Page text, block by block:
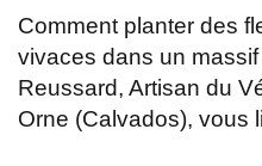
Comment planter des
vivaces dans un
Reussard, Artisan du
Orne (Calvados), vous